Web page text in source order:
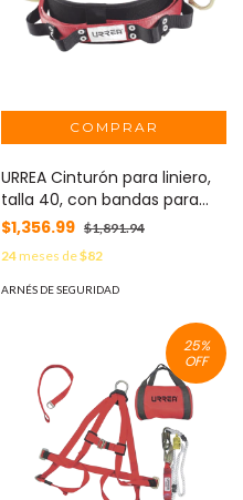
URREA Cinturón para liniero,
talla 40, con bandas para
porta herramientas y dos
anillos tipo D. MOD: SYS-
USC01M
$1,356.99 $1,891.94
24meses de$82
ARNÉS DE SEGURIDAD
25%
OFF